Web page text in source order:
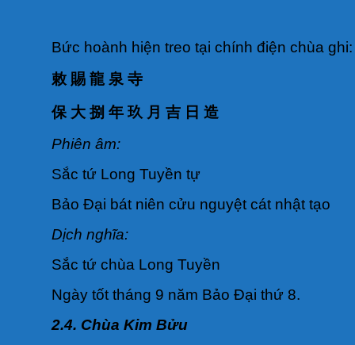
Bức hoành hiện treo tại chính điện chùa ghi:
敕 賜 龍 泉 寺
保 大 捌 年 玖 月 吉 日 造
Phiên âm:
Sắc tứ Long Tuyền tự
Bảo Đại bát niên cửu nguyệt cát nhật tạo
Dịch nghĩa:
Sắc tứ chùa Long Tuyền
Ngày tốt tháng 9 năm Bảo Đại thứ 8.
2.4. Chùa Kim Bửu